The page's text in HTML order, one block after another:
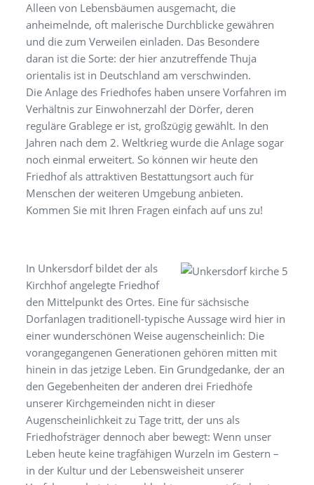
Alleen von Lebensbäumen ausgemacht, die
anheimelnde, oft malerische Durchblicke gewähren
und die zum Verweilen einladen. Das Besondere
daran ist die Sorte: der hier anzutreffende Thuja
orientalis ist in Deutschland am verschwinden.
Die Anlage des Friedhofes haben unsere Vorfahren im
Verhältnis zur Einwohnerzahl der Dörfer, deren
reguläre Grablege er ist, großzügig gewählt. In den
Jahren nach dem 2. Weltkrieg wurde die Anlage sogar
noch einmal erweitert. So können wir heute den
Friedhof als attraktiven Bestattungsort auch für
Menschen der weiteren Umgebung anbieten.
Kommen Sie mit Ihren Fragen einfach auf uns zu!
In Unkersdorf bildet der als
Kirchhof angelegte Friedhof
den Mittelpunkt des Ortes. Eine für sächsische
Dorfanlagen traditionell-typische Aussage wird hier in
einer wunderschönen Weise augenscheinlich: Die
vorangegangenen Generationen gehören mitten mit
hinein in das jetzige Leben. Ein Grundgedanke, der an
den Gegebenheiten der anderen drei Friedhöfe
unserer Kirchgemeinden nicht in dieser
Augenscheinlichkeit zu Tage tritt, der uns als
Friedhofsträger dennoch aber bewegt: Wenn unser
Leben heute keine tragfähigen Wurzeln im Gestern –
in der Kultur und der Lebensweisheit unserer